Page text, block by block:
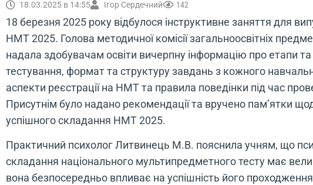
18.03.2025 в 14:55 Ігор Сердечний 142
18 березня 2025 року відбулося інструктивне заняття для
НМТ 2025. Голова методичної комісії загальноосвітніх
надала здобувачам освіти вичерпну інформацію про етапи
тестування, формат та структуру завдань з кожного
аспекти реєстрації на НМТ та правила поведінки під час
Присутнім було надано рекомендації та вручено пам’ятки
успішного складання НМТ 2025.
Практичний психолог Литвинець М.В. пояснила учням, що
складання національного мультипредметного тесту має
вона безпосередньо впливає на успішність його